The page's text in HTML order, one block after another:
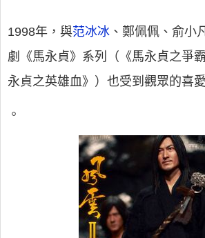
1998年，與范冰冰 、鄭佩佩、俞小
劇《馬永貞》系列（《馬永貞之爭
永貞之英雄血》）也受到觀眾的喜愛
。